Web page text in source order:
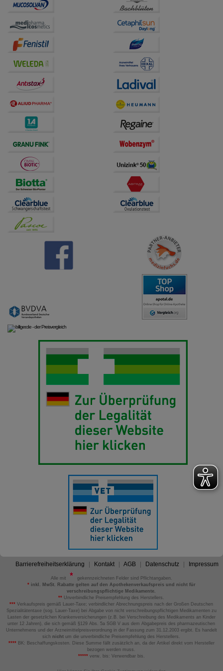
Website weiter für Sie optimieren können, den Inhalt
Drittseiten möglichst relevant für Sie zu gestalten.
Dritte wie z.B. Google oder soziale Medien
Barrierefreiheitserklärung Kontakt AGB Datenschutz Impressum
Alle mit
gekennzeichneten Felder sind Pflichtangaben.
*inkl. MwSt. Rabatte gelten auf den Apothekenverkaufspreis und nicht für
verschreibungspflichtige Medikamente.
** Unverbindliche Preisempfehlung des Herstellers.
*** Verkaufspreis gemäß Lauer-Taxe; verbindlicher Abrechnungspreis nach der Großen Deutschen
Spezialitätentaxe (sog. Lauer-Taxe) bei Abgabe von nicht verschreibungspflichtigen Medikamenten zu
Lasten der gesetzlichen Krankenversicherungen (z.B. bei Verschreibung des Medikaments an Kinder
unter 12 Jahren), die sich gemäß §129 Abs. 5a SGB V aus dem Abgabepreis des pharmazeutischen
Unternehmens und der Arzneimittelpreisverordnung in der Fassung zum 31.12.2003 ergibt. Es handelt
sich nicht um die unverbindliche Preisempfehlung des Herstellers.
****BK: Beschaffungskosten. Diese Summe fällt zusätzlich an, da der Artikel direkt vom Hersteller
bezogen werden muss.
*****verw. bis: Verwendbar bis.